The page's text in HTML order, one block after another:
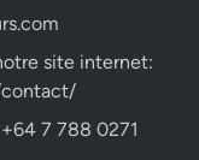
site internet:
7 788 0271